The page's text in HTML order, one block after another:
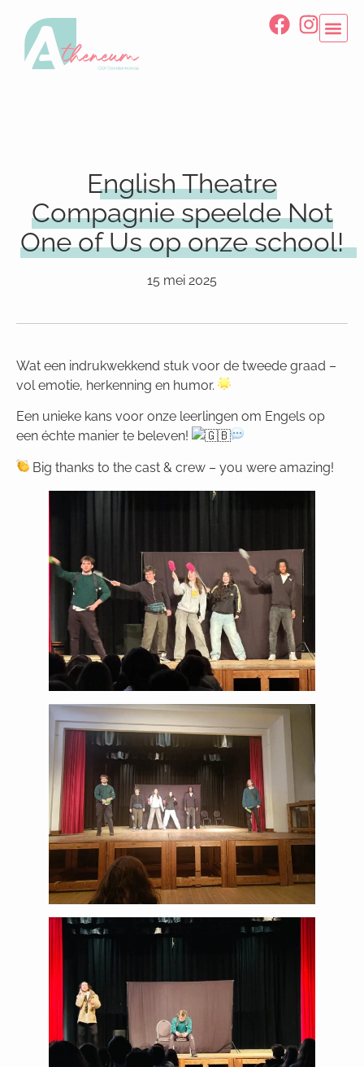
English Theatre
Compagnie speelde Not
One of Us op onze school!
15 mei 2025
Wat een indrukwekkend stuk voor de tweede graad –
vol emotie, herkenning en humor.
Een unieke kans voor onze leerlingen om Engels op
een échte manier te beleven!
Big thanks to the cast & crew – you were amazing!